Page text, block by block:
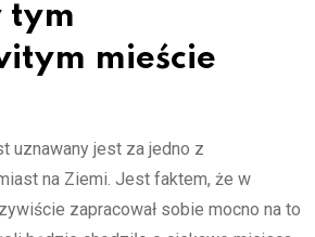
tym
mieście
uznawany jest za jedno z
na Ziemi. Jest faktem, że w
zapracował sobie mocno na to